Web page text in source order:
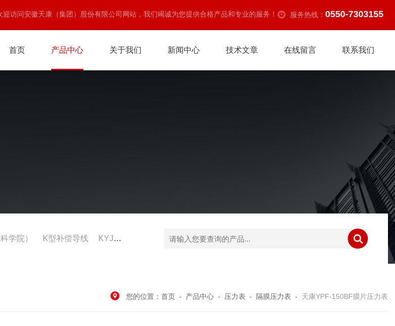
迎访问安徽天康（集团）股份有限公司网站，我们竭诚为您提供合格产品和专业的服务！ 服务热线： 0550-7303155
首页 产品中心 关于我们 新闻中心 技术文章 在线留言 联系我们
学院） K型补偿导线 KYJV22控制电缆供应
您的位置： 首页 - 产品中心 - 压力表 - 隔膜压力表 - 天康YPF-150BF膜片压力表